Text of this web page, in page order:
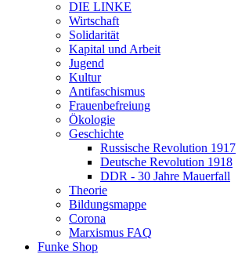
DIE LINKE
Wirtschaft
Solidarität
Kapital und Arbeit
Jugend
Kultur
Antifaschismus
Frauenbefreiung
Ökologie
Geschichte
Russische Revolution 1917
Deutsche Revolution 1918
DDR - 30 Jahre Mauerfall
Theorie
Bildungsmappe
Corona
Marxismus FAQ
Funke Shop